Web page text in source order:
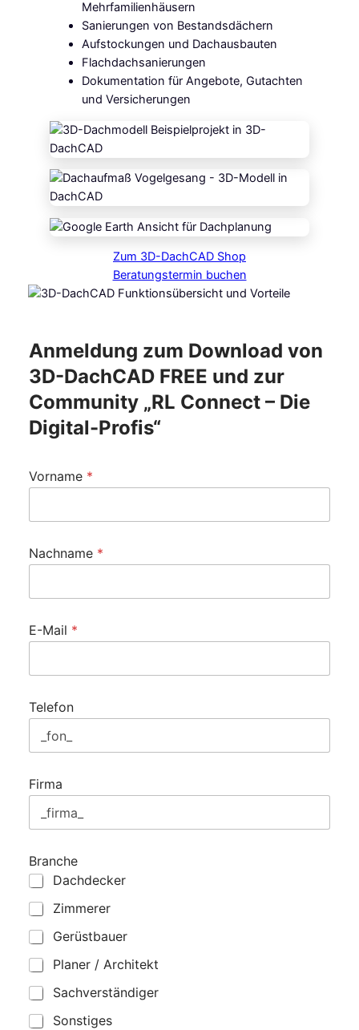
Mehrfamilienhäusern
Sanierungen von Bestandsdächern
Aufstockungen und Dachausbauten
Flachdachsanierungen
Dokumentation für Angebote, Gutachten
und Versicherungen
Zum 3D-DachCAD Shop
Beratungstermin buchen
Anmeldung zum Download von
3D-DachCAD FREE und zur
Community „RL Connect – Die
Digital-Profis“
Vorname *
Nachname *
t
m
T
e
e
o
n
r
d
u
c
t
E-Mail *
Telefon
Firma
Branche
Dachdecker
Zimmerer
Gerüstbauer
Planer / Architekt
Sachverständiger
Sonstiges